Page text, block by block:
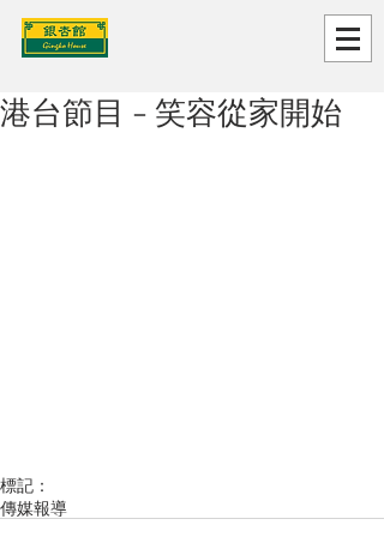
港台節目 - 笑容從家開始
標記：
傳媒報導